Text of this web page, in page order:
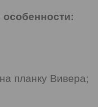
планку Вивера;